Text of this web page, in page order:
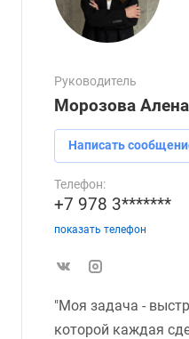
Руководитель
Морозова Алена
Написать
Телефон:
+7 978 3*******
показать телефон
"Моя задача -
которой каждая